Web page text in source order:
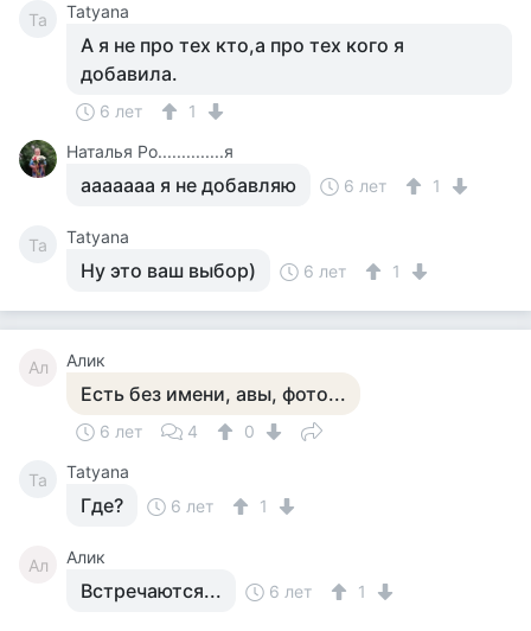
Ta Tatyana
А я не про тех кто,а про тех кого я
добавила.
6 лет
1
Наталья Ро..............я
ааааааа я не добавляю 6 лет 1
Ta Tatyana
Ну это ваш выбор) 6 лет 1
Ал Алик
Есть без имени, авы, фото...
6 лет 4 0
Ta Tatyana
Где? 6 лет 1
Ал Алик
Встречаются... 6 лет 1